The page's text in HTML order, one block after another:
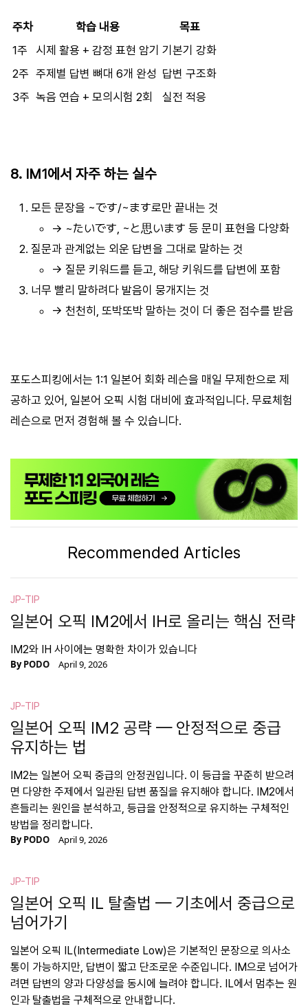
주차 학습 내용
목표
1주
시제 활용 + 감정 표현 암기 기본기 강화
2주 주제별 답변 뼈대 6개 완성 답변 구조화
3주 녹음 연습 + 모의시험 2회 실전 적응
8. IM1에서 자주 하는 실수
모든 문장을 ~です/~ます로만 끝내는 것
→ ~たいです, ~と思います 등 문미 표현을 다양화
질문과 관계없는 외운 답변을 그대로 말하는 것
→ 질문 키워드를 듣고, 해당 키워드를 답변에 포함
너무 빨리 말하려다 발음이 뭉개지는 것
→ 천천히, 또박또박 말하는 것이 더 좋은 점수를 받음
포도스피킹에서는 1:1 일본어 회화 레슨을 매일 무제한으로 제
공하고 있어, 일본어 오픽 시험 대비에 효과적입니다. 무료체험
레슨으로 먼저 경험해 볼 수 있습니다.
Recommended Articles
JP-TIP
일본어 오픽 IM2에서 IH로 올리는 핵심 전략
IM2와 IH 사이에는 명확한 차이가 있습니다
ByPODO April 9, 2026
JP-TIP
일본어 오픽 IM2 공략 — 안정적으로 중급
유지하는 법
IM2는 일본어 오픽 중급의 안정권입니다. 이 등급을 꾸준히 받으려
면 다양한 주제에서 일관된 답변 품질을 유지해야 합니다. IM2에서
흔들리는 원인을 분석하고, 등급을 안정적으로 유지하는 구체적인
방법을 정리합니다.
ByPODO April 9, 2026
JP-TIP
일본어 오픽 IL 탈출법 — 기초에서 중급으로
넘어가기
일본어 오픽 IL(Intermediate Low)은 기본적인 문장으로 의사소
통이 가능하지만, 답변이 짧고 단조로운 수준입니다. IM으로 넘어가
려면 답변의 양과 다양성을 동시에 늘려야 합니다. IL에서 멈추는 원
인과 탈출법을 구체적으로 안내합니다.